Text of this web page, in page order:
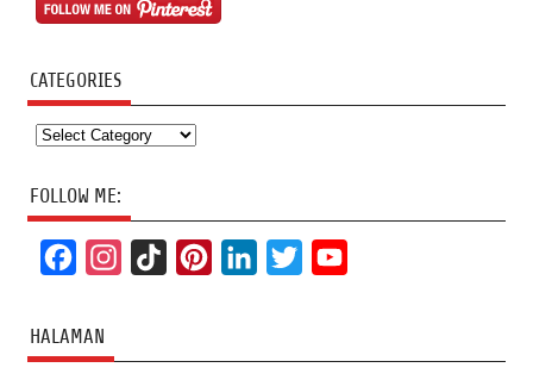
CATEGORIES
Categories
FOLLOW ME:
c
e
t
T
t
k
t
T
HALAMAN